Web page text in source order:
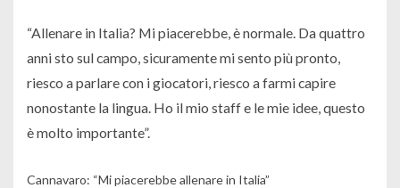
“Allenare in Italia? Mi piacerebbe, è normale. Da quattro
anni sto sul campo, sicuramente mi sento più pronto,
riesco a parlare con i giocatori, riesco a farmi capire
nonostante la lingua. Ho il mio staff e le mie idee, questo
è molto importante”.
Cannavaro: “Mi piacerebbe allenare in Italia”